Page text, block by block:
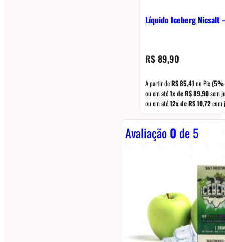
Líquido Iceberg Nicsalt
R$89,90
A partir deR$85,41 no Pix(5%
ou em até1x deR$89,90sem
ou em até12x deR$10,72com
Avaliação0 de 5